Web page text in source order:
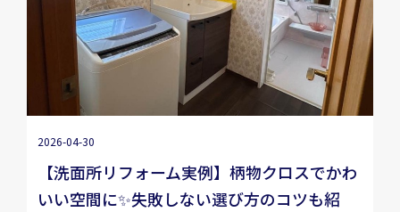
2026-04-30
【洗面所リフォーム実例】柄物クロスでかわ
いい空間に✨失敗しない選び方のコツも紹